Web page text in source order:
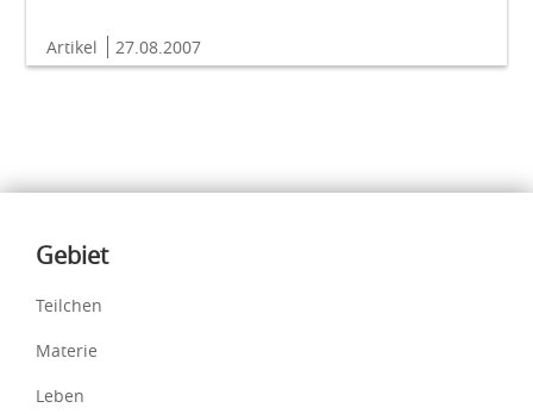
Artikel 27.08.2007
Inhalte
Gebiet
Teilchen
Materie
Leben